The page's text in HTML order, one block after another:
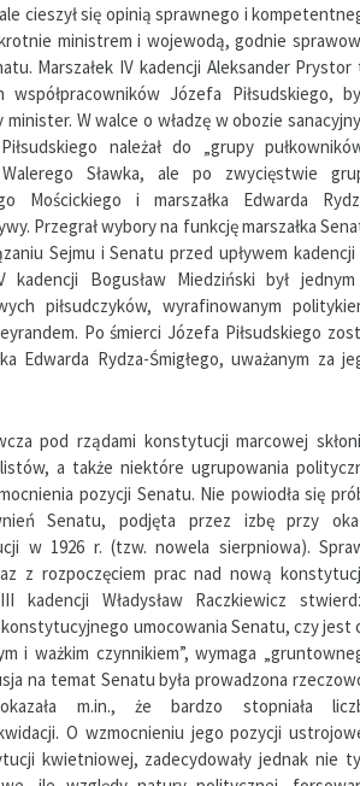
cieszył się opinią sprawnego i
ministrem i wojewodą, godnie
Marszałek IV kadencji Aleksander Prystor
Józefa Piłsudskiego,
W walce o władzę w obozie
należał do „grupy
Sławka, ale po zwycięstwie
Mościckiego i marszałka Edwarda
Przegrał wybory na funkcję marszałka
Sejmu i Senatu przed upływem
kadencji Bogusław Miedziński był
piłsudczyków, wyrafinowanym
Po śmierci Józefa Piłsudskiego
Edwarda Rydza-Śmigłego, uważanym za
pod rządami konstytucji marcowej
a także niektóre ugrupowania
pozycji Senatu. Nie powiodła się
Senatu, podjęta przez izbę przy
w 1926 r. (tzw. nowela sierpniowa).
z rozpoczęciem prac nad nową
kadencji Władysław Raczkiewicz
umocowania Senatu, czy jest
i ważkim czynnikiem”, wymaga
na temat Senatu była prowadzona
m.in., że bardzo stopniała
O wzmocnieniu jego pozycji
kwietniowej, zadecydowały jednak nie